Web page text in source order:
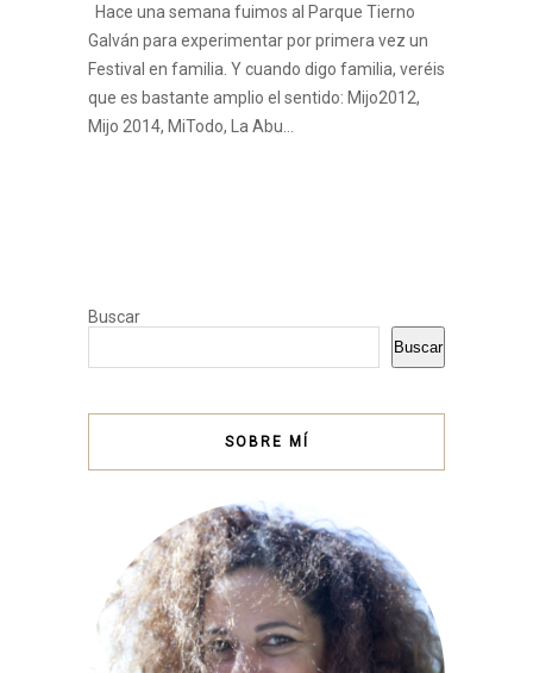
Hace una semana fuimos al Parque Tierno
Galván para experimentar por primera vez un
Festival en familia. Y cuando digo familia, veréis
que es bastante amplio el sentido: Mijo2012,
Mijo 2014, MiTodo, La Abu…
Buscar
Buscar
SOBRE MÍ